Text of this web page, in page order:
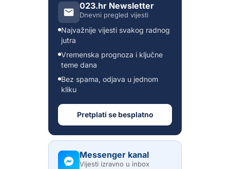
023.hr Newsletter
Dnevni pregled vijesti
Najvažnije vijesti svakog radnog
jutra
Vremenska prognoza i ključne
teme dana
Bez spama, odjava u jednom
kliku
Pretplati se besplatno
Messenger kanal
Vijesti izravno u inbox